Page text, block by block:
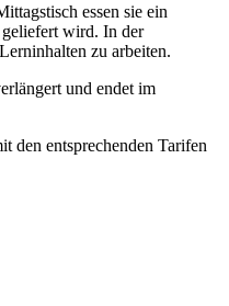
essen sie ein
geliefert wird. In der
zu arbeiten.
und endet im
den entsprechenden Tarifen